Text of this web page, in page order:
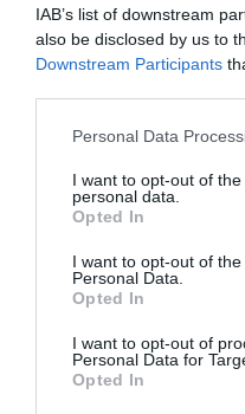
IAB’s list of downstream
also be disclosed by us to
Downstream Participants
Please note that this
not limited to your visit or
grant or deny consent to
use your data for below
consent section.
Personal Data
I want to opt-out of
personal data.
Opted In
I want to opt-out of
Personal Data.
Opted In
I want to opt-out of
Personal Data for
Opted In